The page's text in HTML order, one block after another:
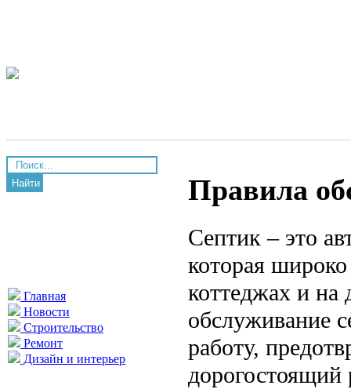
Найти
Главная
Новости
Строительство
Ремонт
Дизайн и интерьер
Правила
Септик – это
которая
коттеджах и на
обслуживание
работу,
дорогостоящий